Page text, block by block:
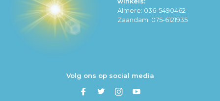
Almere: 036-5490462
Zaandam: 075-6121935
Volg ons op social media